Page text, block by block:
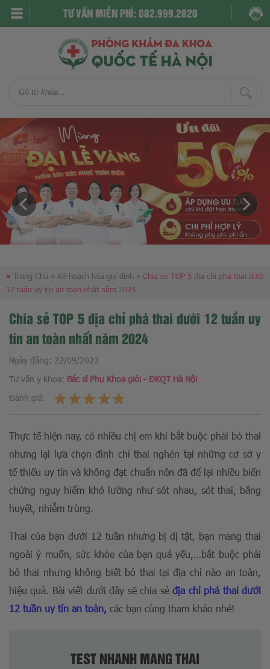
TƯ VẤN MIỄN PHÍ: 082.999.2020
● Trang Chủ » Kế hoạch hóa gia đình » Chia sẻ TOP 5 địa chỉ phá thai dưới
12 tuần uy tín an toàn nhất năm 2024
Chia sẻ TOP 5 địa chỉ phá thai dưới 12 tuần uy
tín an toàn nhất năm 2024
Ngày đăng: 22/09/2023
Tư vấn y khoa: Bác sĩ Phụ Khoa giỏi - ĐKQT Hà Nội
Đánh giá:
Thực tế hiện nay, có nhiều chị em khi bắt buộc phải bỏ thai
nhưng lại lựa chọn đình chỉ thai nghén tại những cơ sở y
tế thiếu uy tín và không đạt chuẩn nên đã để lại nhiều biến
chứng nguy hiểm khó lường như sót nhau, sót thai, băng
huyết, nhiễm trùng.
Thai của bạn dưới 12 tuần nhưng bị dị tật, bạn mang thai
ngoài ý muốn, sức khỏe của bạn quá yếu,…bắt buộc phải
bỏ thai nhưng không biết bỏ thai tại địa chỉ nào an toàn,
hiệu quả. Bài viết dưới đây sẽ chia sẻđịa chỉ phá thai dưới
12 tuần uy tín an toàn, các bạn cùng tham khảo nhé!
TEST NHANH MANG THAI